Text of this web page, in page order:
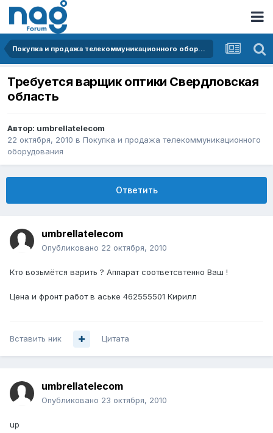
Покупка и продажа телекоммуникационного оборудования
Требуется варщик оптики Свердловская
область
Автор: umbrellatelecom
22 октября, 2010 в Покупка и продажа телекоммуникационного
оборудования
Ответить
umbrellatelecom
Опубликовано 22 октября, 2010
Кто возьмётся варить ? Аппарат соответсвтенно Ваш !
Цена и фронт работ в аське 462555501 Кирилл
Вставить ник Цитата
umbrellatelecom
Опубликовано 23 октября, 2010
up